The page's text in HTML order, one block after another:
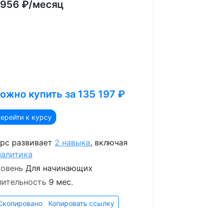
₽/месяц
купить за 135 197 ₽
к курсу
развивает 2 навыка, включая
Для начинающих
9 мес.
Копировать ссылку